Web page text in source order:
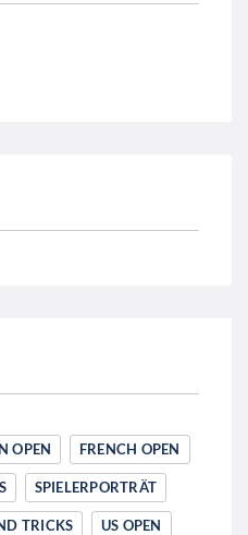
OPEN FRENCH OPEN
SPIELERPORTRÄT
TRICKS US OPEN